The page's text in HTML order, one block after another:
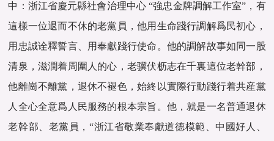
中：浙江省慶元縣社會治理中心 “強忠金牌調解工作室”，有
這樣一位退而不休的老黨員，他用生命踐行調解爲民初心，
用忠誠诠釋誓言、用奉獻踐行使命。他的調解故事如同一股
清泉，滋潤着周圍人的心，老骥伏枥志在千裏這位老幹部，
他離崗不離黨，退休不褪色，始終以實際行動踐行着共産黨
人全心全意爲人民服務的根本宗旨。他，就是一名普通退休
老幹部、老黨員，“浙江省敬業奉獻道德模範、中國好人、